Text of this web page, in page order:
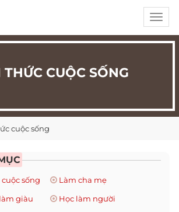
THỨC CUỘC SỐNG
cuộc sống
sống
Làm cha mẹ
giàu
Học làm người